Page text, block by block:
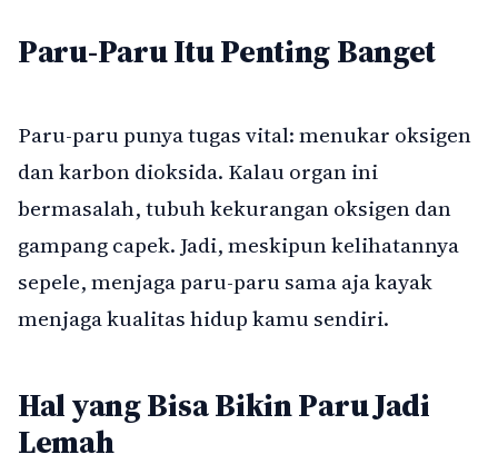
Paru-Paru Itu Penting Banget
Paru-paru punya tugas vital: menukar oksigen
dan karbon dioksida. Kalau organ ini
bermasalah, tubuh kekurangan oksigen dan
gampang capek. Jadi, meskipun kelihatannya
sepele, menjaga paru-paru sama aja kayak
menjaga kualitas hidup kamu sendiri.
Hal yang Bisa Bikin Paru Jadi
Lemah